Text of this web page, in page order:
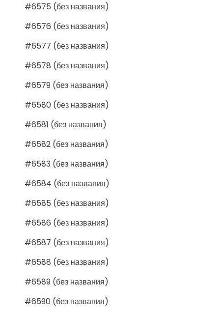
#6575 (без названия)
#6576 (без названия)
#6577 (без названия)
#6578 (без названия)
#6579 (без названия)
#6580 (без названия)
#6581 (без названия)
#6582 (без названия)
#6583 (без названия)
#6584 (без названия)
#6585 (без названия)
#6586 (без названия)
#6587 (без названия)
#6588 (без названия)
#6589 (без названия)
#6590 (без названия)